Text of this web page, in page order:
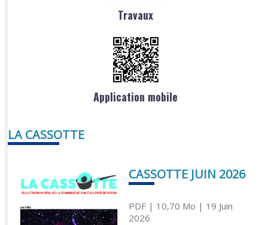
Travaux
Application mobile
LA CASSOTTE
CASSOTTE JUIN 2026
PDF| 10,70 Mo | 19 Juin
2026